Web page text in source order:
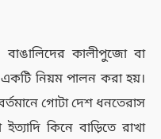
বাঙালিদের কালীপুজো বা
নিয়ম পালন করা হয়।
গোটা দেশ ধনতেরাস
কিনে বাড়িতে রাখা